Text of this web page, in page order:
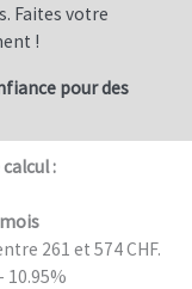
Faites votre
!
pour des
:
261 et 574 CHF.
10.95%